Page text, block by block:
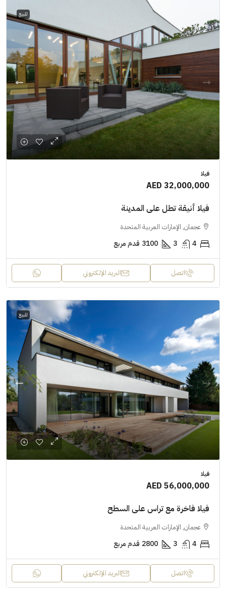
للبيع
فيلا
AED 32,000,000
فيلا أنيقة تطل على المدينة
عجمان, الإمارات العربية المتحدة
4
3
3100 قدم مربع
اتصل البريد الإلكتروني
للبيع
فيلا
AED 56,000,000
فيلا فاخرة مع تراس على السطح
عجمان, الإمارات العربية المتحدة
4
3
2800 قدم مربع
اتصل البريد الإلكتروني